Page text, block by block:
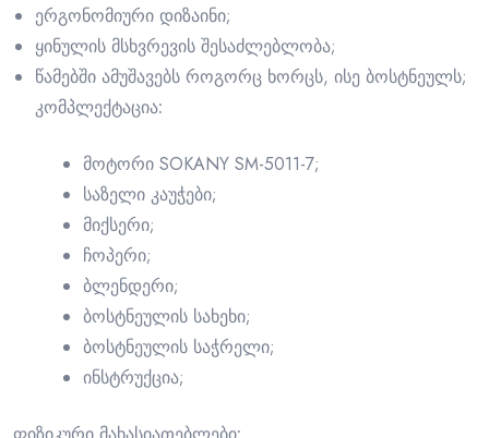
ერგონომიური დიზაინი;
ყინულის მსხვრევის შესაძლებლობა;
წამებში ამუშავებს როგორც ხორცს, ისე ბოსტნეულს;
კომპლექტაცია:
მოტორი SOKANY SM-5011-7;
საზელი კაუჭები;
მიქსერი;
ჩოპერი;
ბლენდერი;
ბოსტნეულის სახეხი;
ბოსტნეულის საჭრელი;
ინსტრუქცია;